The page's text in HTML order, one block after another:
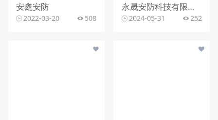
安鑫安防
2022-03-20 508
永晟安防科技有限公司
2024-05-31 252